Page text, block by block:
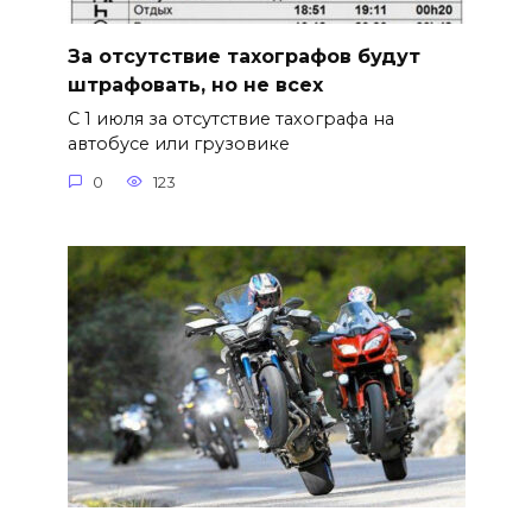
За отсутствие тахографов будут
штрафовать, но не всех
С 1 июля за отсутствие тахографа на
автобусе или грузовике
0 123